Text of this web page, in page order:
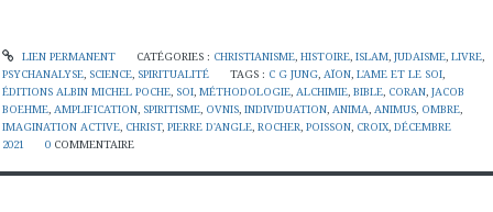
LIEN PERMANENT CATÉGORIES : CHRISTIANISME, HISTOIRE, ISLAM, JUDAISME, LIVRE,
PSYCHANALYSE, SCIENCE, SPIRITUALITÉ TAGS : C G JUNG,AÏON,L'AME ET LE SOI,
ÉDITIONS ALBIN MICHEL POCHE, SOI, MÉTHODOLOGIE, ALCHIMIE, BIBLE, CORAN, JACOB
BOEHME, AMPLIFICATION, SPIRITISME, OVNIS, INDIVIDUATION, ANIMA, ANIMUS, OMBRE,
IMAGINATION ACTIVE, CHRIST, PIERRE D'ANGLE, ROCHER, POISSON, CROIX, DÉCEMBRE
2021
0 COMMENTAIRE